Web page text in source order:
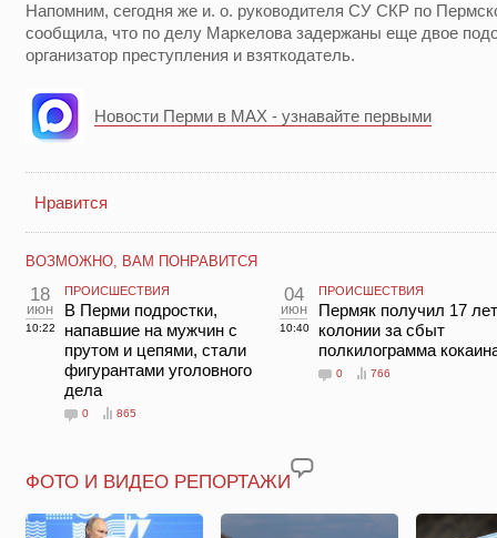
Напомним, сегодня же и. о. руководителя СУ СКР по
сообщила, что по делу Маркелова задержаны еще двое
организатор преступления и взяткодатель.
Новости Перми в MAX - узнавайте первыми
Нравится
ВОЗМОЖНО, ВАМ ПОНРАВИТСЯ
18
июн
10:22
ПРОИСШЕСТВИЯ
В Перми подростки,
напавшие на мужчин с
прутом и цепями, стали
фигурантами уголовного
дела
0 865
04
июн
10:40
ПРОИСШЕСТВИЯ
Пермяк получил 17 лет
колонии за сбыт
полкилограмма
0 766
ФОТО И ВИДЕО РЕПОРТАЖИ